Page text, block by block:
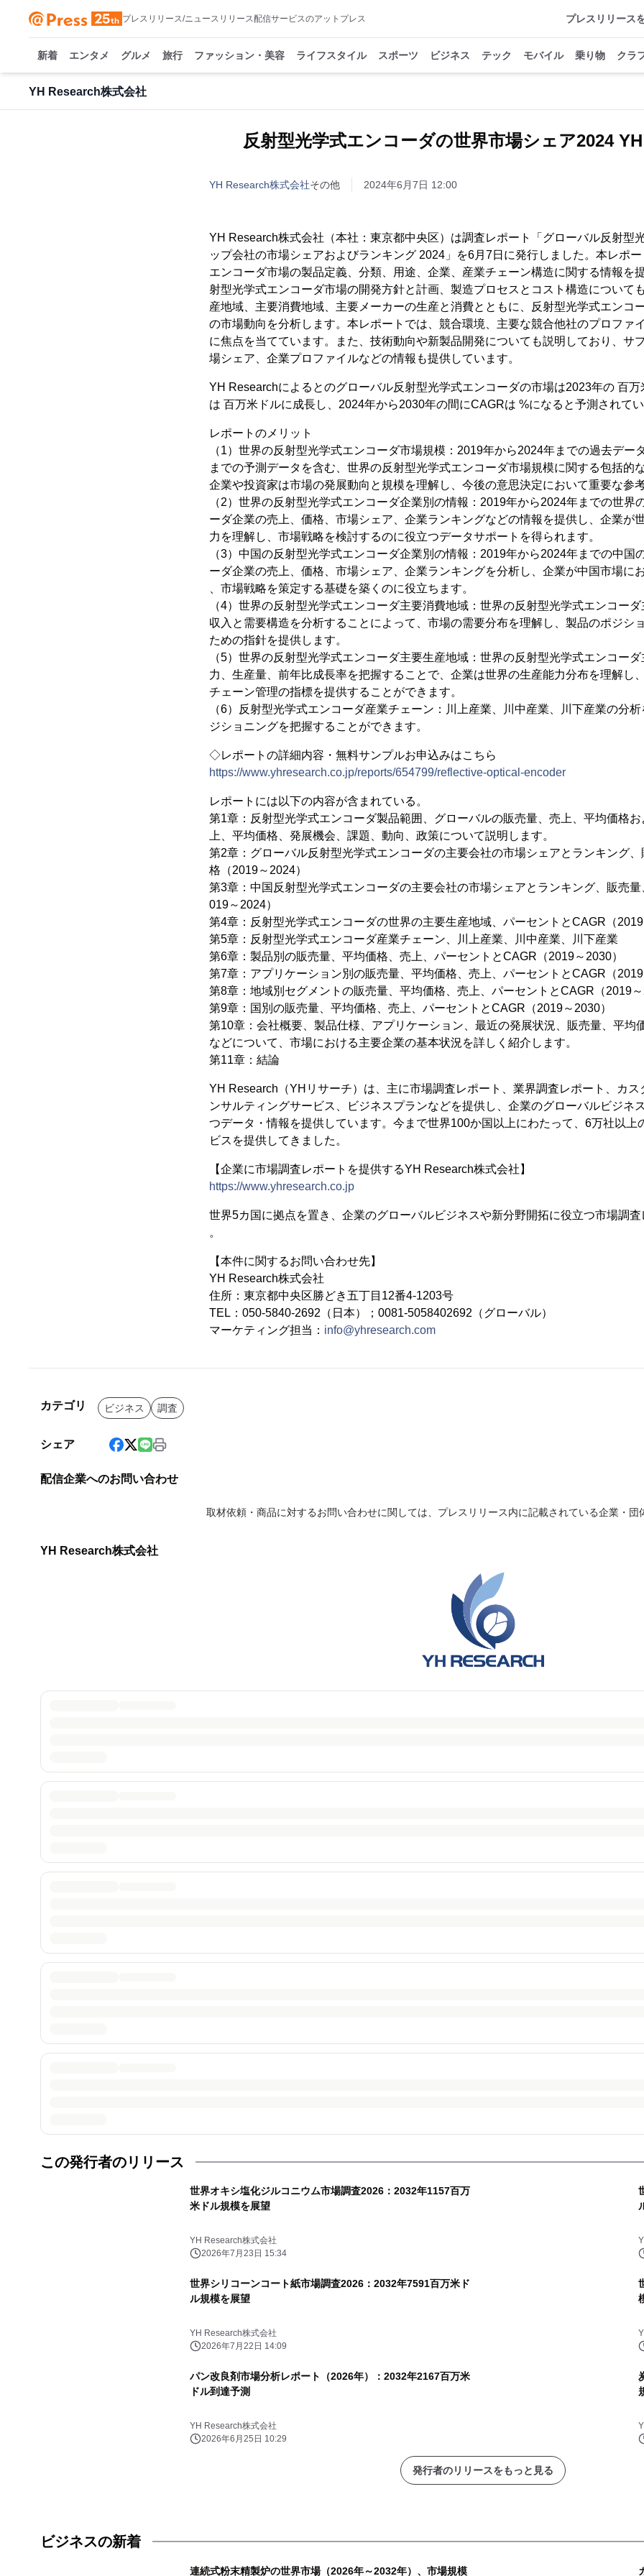
プレスリリース/ニュースリリース配信サービスのアットプレス プレスリリース
新着 エンタメ グルメ 旅行 ファッション・美容 ライフスタイル スポーツ ビジネス テック モバイル 乗り物 クラ
YH Research株式会社
反射型光学式エンコーダの世界市場シェア2024
YH Research株式会社その他 2024年6月7日 12:00
YH Research株式会社（本社：東京都中央区）は調査レポート「グローバル反射型
ップ会社の市場シェアおよびランキング 2024」を6月7日に発行しました。本レポ
エンコーダ市場の製品定義、分類、用途、企業、産業チェーン構造に関する情報を
射型光学式エンコーダ市場の開発方針と計画、製造プロセスとコスト構造について
産地域、主要消費地域、主要メーカーの生産と消費とともに、反射型光学式エンコ
の市場動向を分析します。本レポートでは、競合環境、主要な競合他社のプロファ
に焦点を当てています。また、技術動向や新製品開発についても説明しており、サ
場シェア、企業プロファイルなどの情報も提供しています。
YH Researchによるとのグローバル反射型光学式エンコーダの市場は2023年の 百万
は 百万米ドルに成長し、2024年から2030年の間にCAGRは %になると予測されてい
レポートのメリット
（1）世界の反射型光学式エンコーダ市場規模：2019年から2024年までの過去デー
までの予測データを含む、世界の反射型光学式エンコーダ市場規模に関する包括的
企業や投資家は市場の発展動向と規模を理解し、今後の意思決定において重要な参
（2）世界の反射型光学式エンコーダ企業別の情報：2019年から2024年までの世界
ーダ企業の売上、価格、市場シェア、企業ランキングなどの情報を提供し、企業が
力を理解し、市場戦略を検討するのに役立つデータサポートを得られます。
（3）中国の反射型光学式エンコーダ企業別の情報：2019年から2024年までの中国
ーダ企業の売上、価格、市場シェア、企業ランキングを分析し、企業が中国市場に
、市場戦略を策定する基礎を築くのに役立ちます。
（4）世界の反射型光学式エンコーダ主要消費地域：世界の反射型光学式エンコーダ
収入と需要構造を分析することによって、市場の需要分布を理解し、製品のポジシ
ための指針を提供します。
（5）世界の反射型光学式エンコーダ主要生産地域：世界の反射型光学式エンコー
力、生産量、前年比成長率を把握することで、企業は世界の生産能力分布を理解し
チェーン管理の指標を提供することができます。
（6）反射型光学式エンコーダ産業チェーン：川上産業、川中産業、川下産業の分
ジショニングを把握することができます。
◇レポートの詳細内容・無料サンプルお申込みはこちら
https://www.yhresearch.co.jp/reports/654799/reflective-optical-encoder
レポートには以下の内容が含まれている。
第1章：反射型光学式エンコーダ製品範囲、グローバルの販売量、売上、平均価格
上、平均価格、発展機会、課題、動向、政策について説明します。
第2章：グローバル反射型光学式エンコーダの主要会社の市場シェアとランキング
格（2019～2024）
第3章：中国反射型光学式エンコーダの主要会社の市場シェアとランキング、販売
019～2024）
第4章：反射型光学式エンコーダの世界の主要生産地域、パーセントとCAGR（2019
第5章：反射型光学式エンコーダ産業チェーン、川上産業、川中産業、川下産業
第6章：製品別の販売量、平均価格、売上、パーセントとCAGR（2019～2030）
第7章：アプリケーション別の販売量、平均価格、売上、パーセントとCAGR（2019
第8章：地域別セグメントの販売量、平均価格、売上、パーセントとCAGR（2019～
第9章：国別の販売量、平均価格、売上、パーセントとCAGR（2019～2030）
第10章：会社概要、製品仕様、アプリケーション、最近の発展状況、販売量、平均
などについて、市場における主要企業の基本状況を詳しく紹介します。
第11章：結論
YH Research（YHリサーチ）は、主に市場調査レポート、業界調査レポート、カス
ンサルティングサービス、ビジネスプランなどを提供し、企業のグローバルビジネ
つデータ・情報を提供しています。今まで世界100か国以上にわたって、6万社以上
ビスを提供してきました。
【企業に市場調査レポートを提供するYH Research株式会社】
https://www.yhresearch.co.jp
世界5カ国に拠点を置き、企業のグローバルビジネスや新分野開拓に役立つ市場調
。
【本件に関するお問い合わせ先】
YH Research株式会社
住所：東京都中央区勝どき五丁目12番4-1203号
TEL：050-5840-2692（日本）；0081-5058402692（グローバル）
マーケティング担当： info@yhresearch.com
カテゴリ ビジネス 調査
シェア
配信企業へのお問い合わせ
取材依頼・商品に対するお問い合わせに関しては、プレスリリース内に記載されている企業・団
YH Research株式会社
この発行者のリリース
世界オキシ塩化ジルコニウム市場調査2026：2032年1157百万
米ドル規模を展望
YH Research株式会社
2026年7月23日 15:34
世界シリコーンコート紙市場調査2026：2032年7591百万米ド
ル規模を展望
YH Research株式会社
2026年7月22日 14:09
パン改良剤市場分析レポート（2026年）：2032年2167百万米
ドル到達予測
YH Research株式会社
2026年6月25日 10:29
発行者のリリースをもっと見る
ビジネスの新着
連続式粉末精製炉の世界市場（2026年～2032年）、市場規模